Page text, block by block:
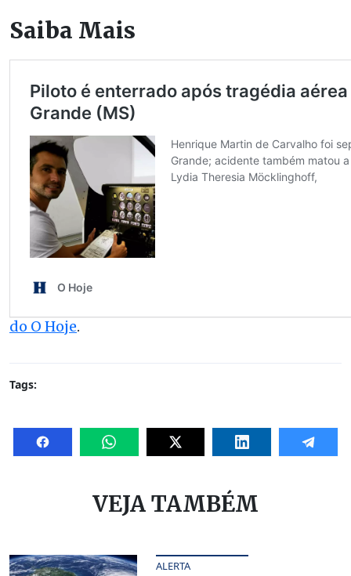
Saiba Mais
Siga o Canal do O Hoje e receba as principais
do O Hoje.
Tags:
VEJA TAMBÉM
ALERTA